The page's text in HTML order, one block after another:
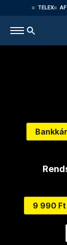
TELEX
9 990 Ft